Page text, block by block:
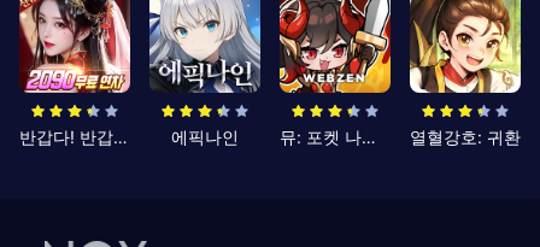
반갑다! 반갑삼국지 에픽나인 뮤: 포켓 나이츠 열혈강호: 귀환